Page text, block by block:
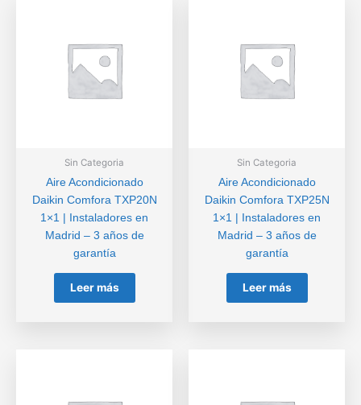
Sin Categoria
Aire Acondicionado
Daikin Comfora TXP20N
1×1 | Instaladores en
Madrid – 3 años de
garantía
Leer más
Sin Categoria
Aire Acondicionado
Daikin Comfora TXP25N
1×1 | Instaladores en
Madrid – 3 años de
garantía
Leer más